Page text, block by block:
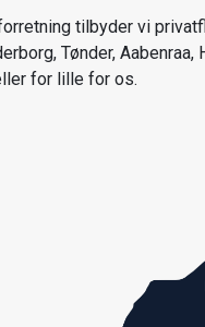
tilbyder vi
Tønder,
for lille for os.